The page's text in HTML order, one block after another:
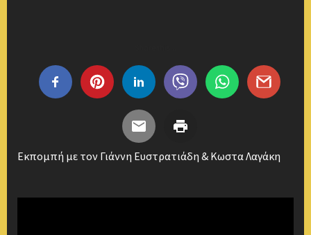
Εκπομπή με τον Γιάννη Ευστρατιάδη & Κωστα Λαγάκη